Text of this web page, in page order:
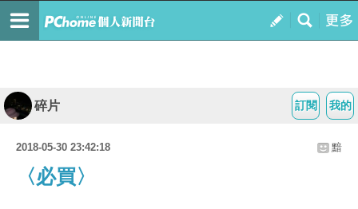
我的
訂閱
碎片
2018-05-30 23:42:18 黯
〈必買〉